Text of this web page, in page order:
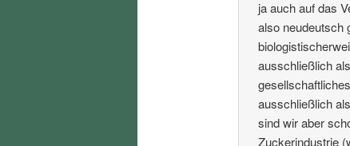
ja auch auf das
also neudeutsch
ausschließlich
ausschließlich
sind wir aber
Zuckerindustrie